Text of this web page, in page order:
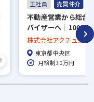
正社員 売買仲介
不動産営業から総合
バイザーへ｜100％
レアポなし
株式会社アクチュエス
東京都中央区
月給制30万円